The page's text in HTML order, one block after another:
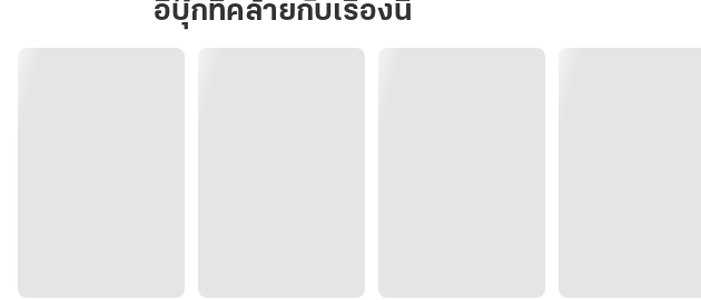
คุณ
อีบุ๊กที่คล้ายกับเรื่องนี้